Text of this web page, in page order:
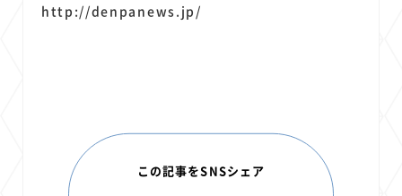
http://denpanews.jp/
この記事をSNSシェア